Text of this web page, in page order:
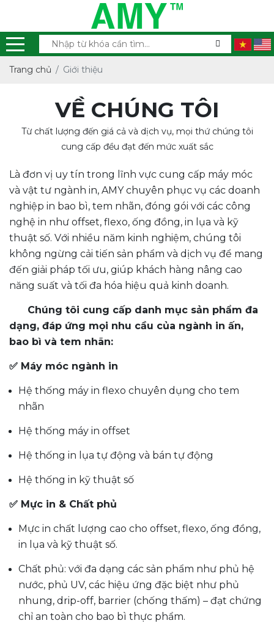
Trang chủ Giới thiệu
VỀ CHÚNG TÔI
Từ chất lượng đến giá cả và dịch vụ, mọi thứ chúng tôi
cung cấp đều đạt đến mức xuất sắc
Là đơn vị uy tín trong lĩnh vực cung cấp máy móc
và vật tư ngành in, AMY chuyên phục vụ các doanh
nghiệp in bao bì, tem nhãn, đóng gói với các công
nghệ in như offset, flexo, ống đồng, in lụa và kỹ
thuật số. Với nhiều năm kinh nghiệm, chúng tôi
không ngừng cải tiến sản phẩm và dịch vụ để mang
đến giải pháp tối ưu, giúp khách hàng nâng cao
năng suất và tối đa hóa hiệu quả kinh doanh.
Chúng tôi cung cấp danh mục sản phẩm đa
dạng, đáp ứng mọi nhu cầu của ngành in ấn,
bao bì và tem nhãn:
✅ Máy móc ngành in
Hệ thống máy in flexo chuyên dụng cho tem
nhãn
Hệ thống máy in offset
Hệ thống in lụa tự động và bán tự động
Hệ thống in kỹ thuật số
✅ Mực in & Chất phủ
Mực in chất lượng cao cho offset, flexo, ống đồng,
in lụa và kỹ thuật số.
Chất phủ: với đa dạng các sản phẩm như phủ hệ
nước, phủ UV, các hiệu ứng đặc biệt như phủ
nhung, drip-off, barrier (chống thấm) – đạt chứng
chỉ an toàn cho bao bì thực phẩm.